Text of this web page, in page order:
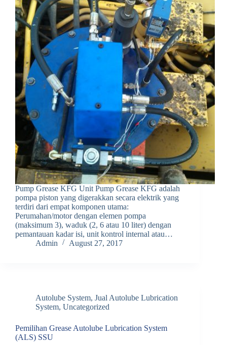
Pump Grease KFG Unit Pump Grease KFG adalah
pompa piston yang digerakkan secara elektrik yang
terdiri dari empat komponen utama:
Perumahan/motor dengan elemen pompa
(maksimum 3), waduk (2, 6 atau 10 liter) dengan
pemantauan kadar isi, unit kontrol internal atau…
Admin
August 27, 2017
Autolube System, Jual Autolube Lubrication
System, Uncategorized
Pemilihan Grease Autolube Lubrication System
(ALS) SSU